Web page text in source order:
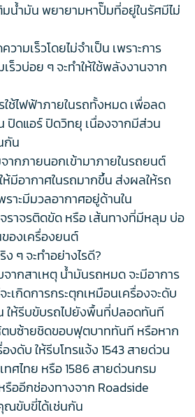
น้ำมัน พยายามหาปั๊มที่อยู่ในรัศมีไม่
ามเร็วโดยไม่จำเป็น เพราะการ
ร็วบ่อย ๆ จะทำให้ใช้พลังงานจาก
ช้ไฟฟ้าภายในรถทั้งหมด เพื่อลด
ปิดแอร์ ปิดวิทยุ เนื่องจากมีส่วน
กัน
ากภายนอกเข้ามาภายในรถยนต์
ห้มีอากาศในรถมากขึ้น ส่งผลให้รถ
าะมีมวลอากาศอยู่ด้านใน
าจรติดขัด หรือ เส้นทางที่มีหลุม บ่อ
องเครื่องยนต์
ๆ จะทำอย่างไรดี?
ากสาเหตุ น้ำมันรถหมด จะมีอาการ
เกิดการกระตุกเหมือนเครื่องจะดับ
ให้รีบขับรถไปยังพื้นที่ปลอดทันที
บซ้ายชิดขอบฟุตบาททันที หรือหาก
ดับ ให้รีบโทรแจ้ง 1543 สายด่วน
ศไทย หรือ 1586 สายด่วนกรม
ออีกช่องทางจาก Roadside
ณขับขี่ได้เช่นกัน